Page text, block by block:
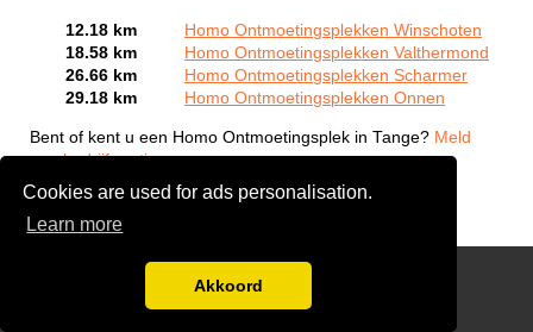
Cookies are used for ads personalisation.
Learn more
Akkoord
12.18 km
Homo Ontmoetingsplekken Winschoten
18.58 km
Homo Ontmoetingsplekken Valthermond
26.66 km
Homo Ontmoetingsplekken Scharmer
29.18 km
Homo Ontmoetingsplekken Onnen
Bent of kent u een Homo Ontmoetingsplek in Tange? Meld
een bedrijf gratis aan